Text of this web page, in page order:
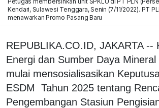
Kendari, Sulawesi Tenggara, Senin (7/11/2022). PT
menawarkan Promo Pasang Baru
REPUBLIKA.CO.ID, JAKARTA --
Energi dan Sumber Daya Mineral
mulai mensosialisasikan
ESDM Tahun 2025 tentang
Pengembangan Stasiun